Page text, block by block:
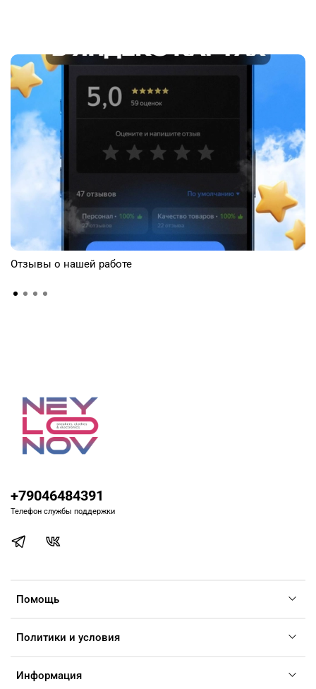
Отзывы о нашей работе
Помощь
Политики и условия
Информация
+79046484391
Телефон службы поддержки